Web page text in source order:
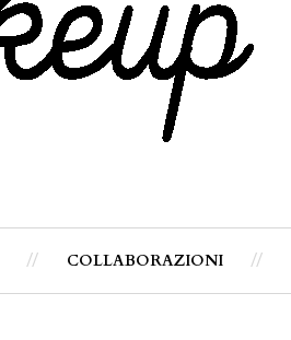
COLLABORAZIONI